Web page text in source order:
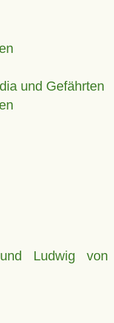
und Gefährten
Ludwig von